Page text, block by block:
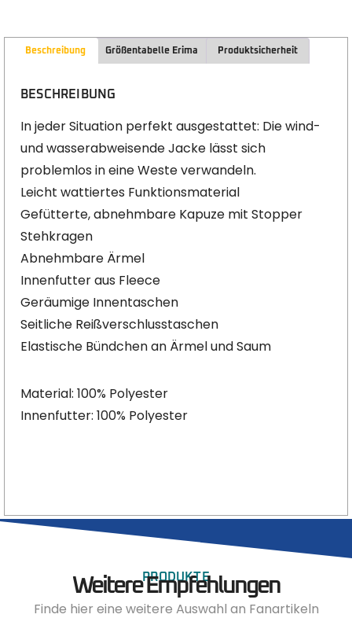
Beschreibung Größentabelle Erima Produktsicherheit
BESCHREIBUNG
In jeder Situation perfekt ausgestattet: Die wind-
und wasserabweisende Jacke lässt sich
problemlos in eine Weste verwandeln.
Leicht wattiertes Funktionsmaterial
Gefütterte, abnehmbare Kapuze mit Stopper
Stehkragen
Abnehmbare Ärmel
Innenfutter aus Fleece
Geräumige Innentaschen
Seitliche Reißverschlusstaschen
Elastische Bündchen an Ärmel und Saum
Material: 100% Polyester
Innenfutter: 100% Polyester
PRODUKTE
Weitere Empfehlungen
Finde hier eine weitere Auswahl an Fanartikeln